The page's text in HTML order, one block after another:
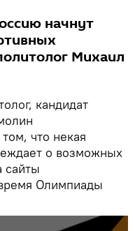
начнут
Михаил
кандидат
что некая
о возможных
сайты
Олимпиады